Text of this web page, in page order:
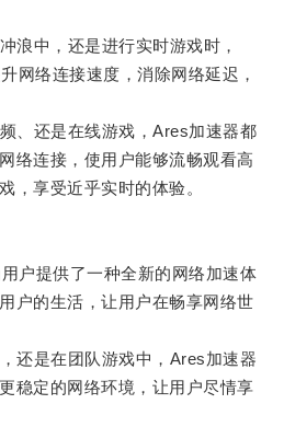
中，还是进行实时游戏时，
网络连接速度，消除网络延迟，
还是在线游戏，Ares加速器都
络连接，使用户能够流畅观看高
，享受近乎实时的体验。
提供了一种全新的网络加速体
户的生活，让用户在畅享网络世
是在团队游戏中，Ares加速器
稳定的网络环境，让用户尽情享